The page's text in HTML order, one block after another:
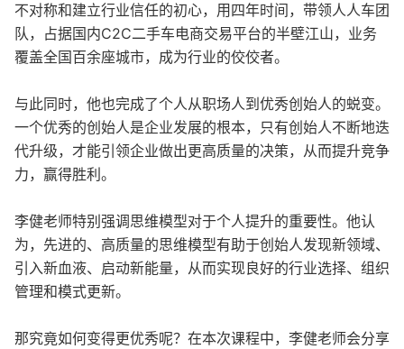
不对称和建立行业信任的初心，用四年时间，带领人人车团
队，占据国内C2C二手车电商交易平台的半壁江山，业务
覆盖全国百余座城市，成为行业的佼佼者。
与此同时，他也完成了个人从职场人到优秀创始人的蜕变。
一个优秀的创始人是企业发展的根本，只有创始人不断地迭
代升级，才能引领企业做出更高质量的决策，从而提升竞争
力，赢得胜利。
李健老师特别强调思维模型对于个人提升的重要性。他认
为，先进的、高质量的思维模型有助于创始人发现新领域、
引入新血液、启动新能量，从而实现良好的行业选择、组织
管理和模式更新。
那究竟如何变得更优秀呢？在本次课程中，李健老师会分享